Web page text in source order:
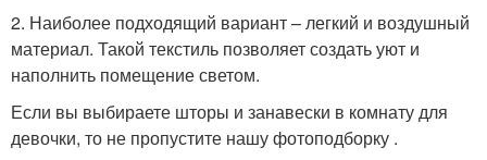
2. Наиболее подходящий вариант – легкий и воздушный
материал. Такой текстиль позволяет создать уют и
наполнить помещение светом.
Если вы выбираете шторы и занавески в комнату для
девочки, то не пропустите нашу фотоподборку .